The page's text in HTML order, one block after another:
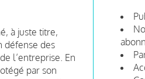
à juste titre,
défense des
l’entreprise. En
par son